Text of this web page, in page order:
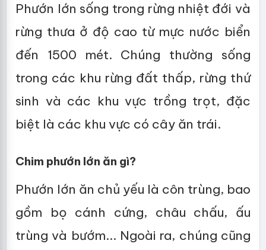
Phướn lớn sống trong rừng nhiệt đới và
rừng thưa ở độ cao từ mực nước biển
đến 1500 mét. Chúng thường sống
trong các khu rừng đất thấp, rừng thứ
sinh và các khu vực trồng trọt, đặc
biệt là các khu vực có cây ăn trái.
Chim phướn lớn ăn gì?
Phướn lớn ăn chủ yếu là côn trùng, bao
gồm bọ cánh cứng, châu chấu, ấu
trùng và bướm... Ngoài ra, chúng cũng